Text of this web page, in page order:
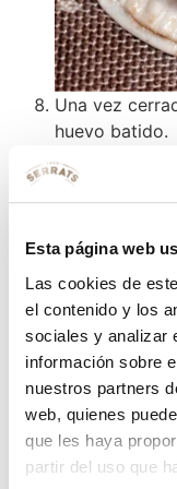
Esta página web
Las cookies de
el contenido y los
sociales y analizar
información sobre
nuestros partners
web, quienes
que les haya
partir del uso que
Una vez
huevo batido.
Las metemos